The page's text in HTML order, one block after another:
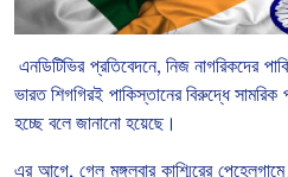
এনডিটিভির প্রতিবেদনে,নিজ নাগরিকদের
ভারত শিগগিরই পাকিস্তানের বিরুদ্ধে সামরিক
হচ্ছে বলে জানানো হয়েছে।
এর আগে, গেল মঙ্গলবার কাশ্মিরের পেহেলগামে